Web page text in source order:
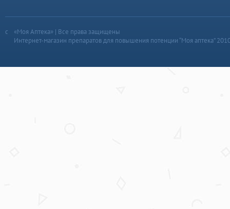
«Моя Аптека» | Все права защищены
Интернет-магазин препаратов для повышения потенции “Моя аптека”